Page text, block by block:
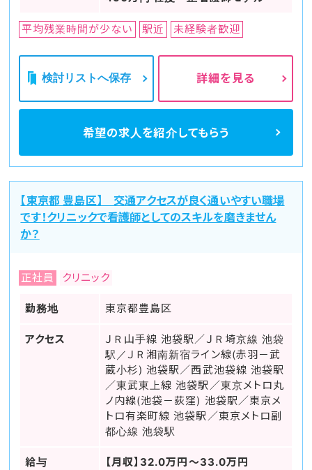
平均残業時間が少ない 駅近 未経験者歓迎
検討リストへ保存 詳細を見る
希望の求人を紹介してもらう
【東京都 豊島区】 交通アクセスが良く通いやすい職場
です！クリニックで看護師としてのスキルを磨きません
か？
正社員 クリニック
勤務地 東京都豊島区
アクセス
ＪＲ山手線 池袋駅／ＪＲ埼京線 池袋
駅／ＪＲ湘南新宿ライン線(赤羽－武
蔵小杉) 池袋駅／西武池袋線 池袋駅
／東武東上線 池袋駅／東京メトロ丸
ノ内線(池袋－荻窪) 池袋駅／東京メ
トロ有楽町線 池袋駅／東京メトロ副
都心線 池袋駅
給与 【月収】32.0万円～33.0万円